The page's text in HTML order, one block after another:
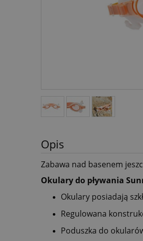
Opis
Zabawa nad basenem
Okularydo pływania
Okulary posiadają
Regulowana
Poduszka do